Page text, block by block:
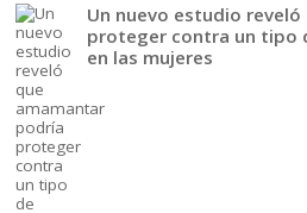
Un nuevo estudio
proteger contra un tipo
en las mujeres